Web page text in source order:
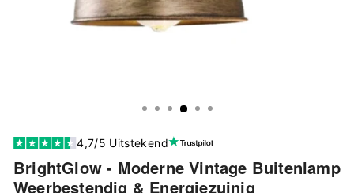
4,7/5 Uitstekend
BrightGlow - Moderne Vintage Buitenlamp
Weerbestendig & Energiezuinig